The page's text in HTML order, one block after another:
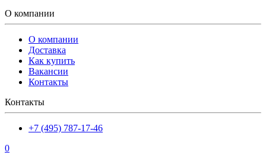
О компании
О компании
Доставка
Как купить
Вакансии
Контакты
Контакты
+7 (495) 787-17-46
0